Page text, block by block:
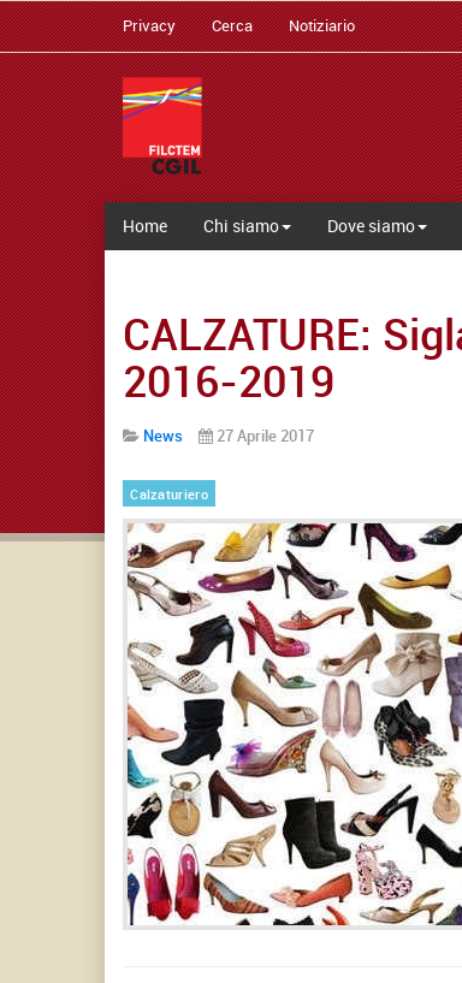
Privacy Cerca Notiziario
Home Chi siamo Dove siamo
CALZATURE:
2016-2019
News 27 Aprile 2017
Calzaturiero